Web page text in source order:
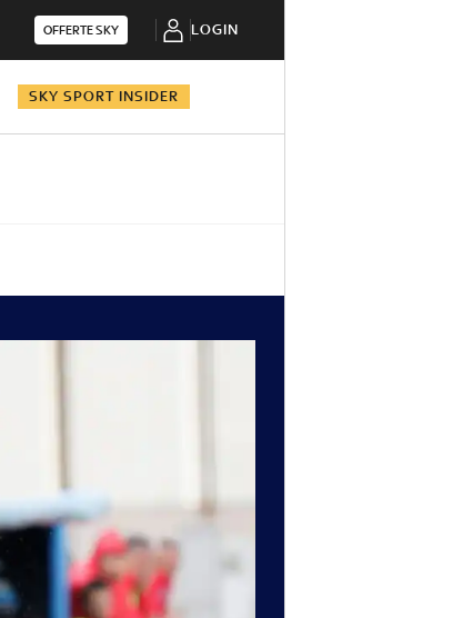
OFFERTE SKY LOGIN
SKY SPORT INSIDER